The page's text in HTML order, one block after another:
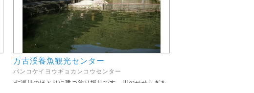
万古渓養魚観光センター
バンコケイヨウギョカンコウセンター
七瀬川のほとりに建つ釣り堀りです。川のせせらぎを